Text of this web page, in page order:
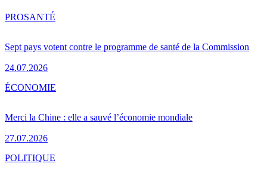
Sept pays votent contre le programme de santé de la Commission
24.07.2026
PROSANTÉ
Merci la Chine : elle a sauvé l’économie mondiale
27.07.2026
ÉCONOMIE
POLITIQUE